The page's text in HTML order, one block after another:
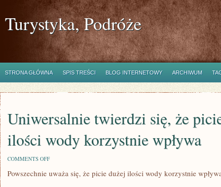
Turystyka, Podróże
STRONA GŁÓWNA SPIS TREŚCI BLOG INTERNETOWY ARCHIWUM
Uniwersalnie twierdzi się, że
ilości wody korzystnie wpływa
COMMENTS OFFON
TWIERDZI
Powszechnie uważa się, że picie dużej ilości wody korzystnie